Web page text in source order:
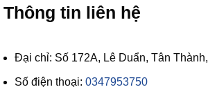
Thông tin liên hệ
Đại chỉ: Số 172A, Lê Duẩn, Tân
Số điện thoại: 0347953750